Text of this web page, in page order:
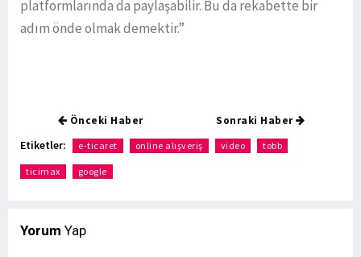
platformlarında da paylaşabilir. Bu da rekabette bir
adım önde olmak demektir.”
Önceki Haber Sonraki Haber
Etiketler: e-ticaret online alışveriş video tobb
ticimax google
Yorum Yap